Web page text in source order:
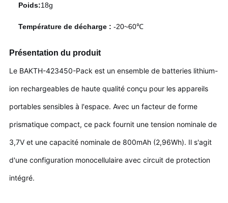
Poids:18g
Température de décharge : -20~60℃
Présentation du produit
Le BAKTH-423450-Pack est un ensemble de batteries lithium-
ion rechargeables de haute qualité conçu pour les appareils
portables sensibles à l'espace. Avec un facteur de forme
prismatique compact, ce pack fournit une tension nominale de
3,7V et une capacité nominale de 800mAh (2,96Wh). Il s'agit
d'une configuration monocellulaire avec circuit de protection
intégré.